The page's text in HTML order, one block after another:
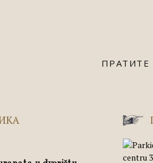
ПРАТИТЕ